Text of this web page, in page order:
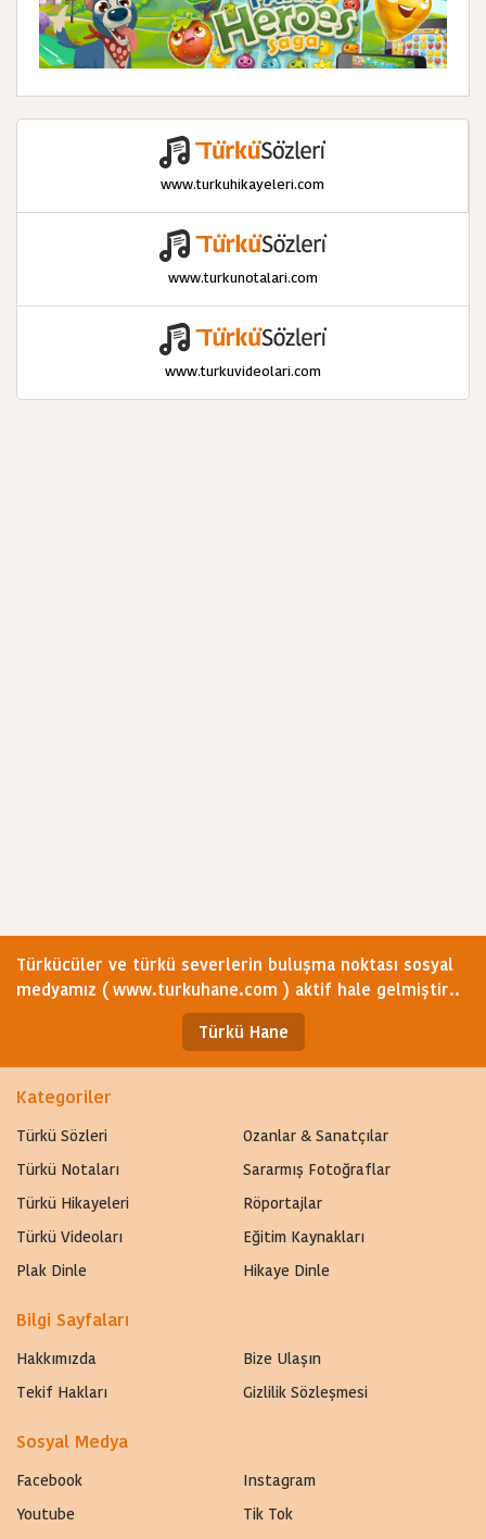
www.turkuhikayeleri.com
www.turkunotalari.com
www.turkuvideolari.com
Türkücüler ve türkü severlerin buluşma noktası sosyal
medyamız ( www.turkuhane.com ) aktif hale gelmiştir..
Türkü Hane
Kategoriler
Türkü Sözleri
Ozanlar & Sanatçılar
Türkü Notaları
Sararmış Fotoğraflar
Türkü Hikayeleri
Röportajlar
Türkü Videoları
Eğitim Kaynakları
Plak Dinle
Hikaye Dinle
Bilgi Sayfaları
Hakkımızda
Bize Ulaşın
Tekif Hakları
Gizlilik Sözleşmesi
Sosyal Medya
Facebook
Instagram
Youtube
Tik Tok